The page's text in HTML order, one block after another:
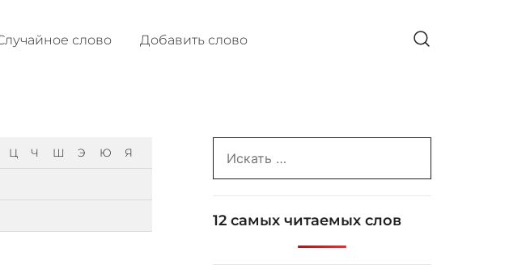
слово Добавить слово
Ц Ч Ш Э Ю Я
for:
12 самых читаемых слов